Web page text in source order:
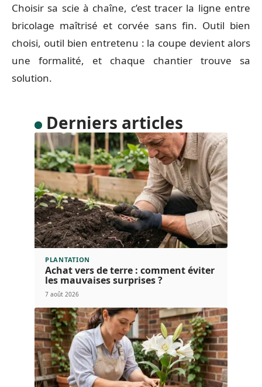
Choisir sa scie à chaîne, c’est tracer la ligne entre
bricolage maîtrisé et corvée sans fin. Outil bien
choisi, outil bien entretenu : la coupe devient alors
une formalité, et chaque chantier trouve sa
solution.
Derniers articles
PLANTATION
Achat vers de terre : comment éviter
les mauvaises surprises ?
7 août 2026